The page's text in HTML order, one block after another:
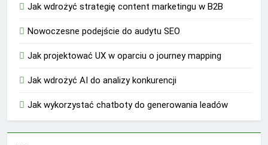
Jak wdrożyć strategię content marketingu w B2B
Nowoczesne podejście do audytu SEO
Jak projektować UX w oparciu o journey mapping
Jak wdrożyć AI do analizy konkurencji
Jak wykorzystać chatboty do generowania leadów